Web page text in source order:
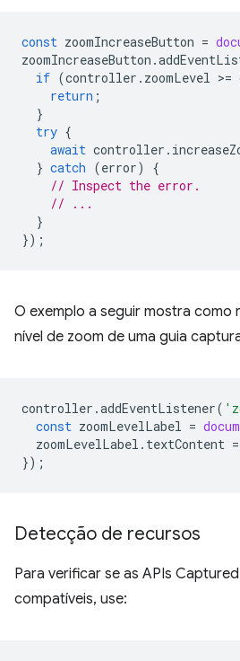
const zoomIncreaseButton =
zoomIncreaseButton .
if (controller . zoomLevel >=
return ;
}
try {
await controller .
} catch (error)
{
// Inspect the error.
// ...
}
});
O exemplo a seguir mostra como
nível de zoom de uma guia
controller .addEventListener(
const zoomLevelLabel =
zoomLevelLabel . textContent =
});
Detecção de recursos
Para verificar se as APIs
compatíveis, use: